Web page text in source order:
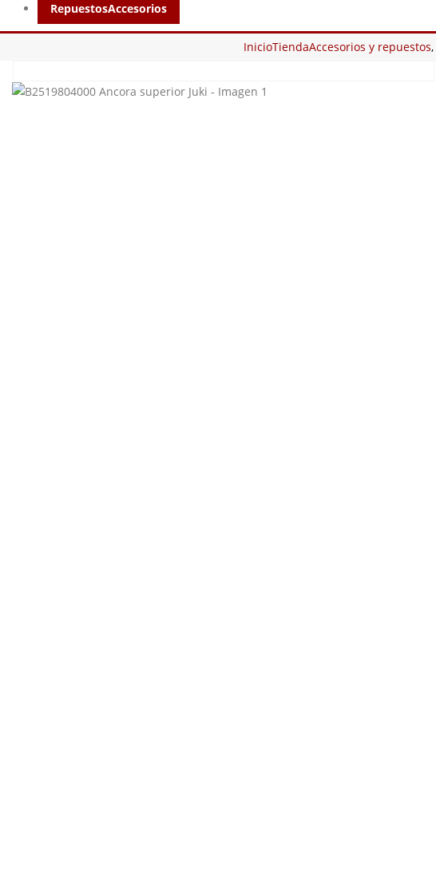
RepuestosAccesorios
InicioTiendaAccesorios y repuestos,